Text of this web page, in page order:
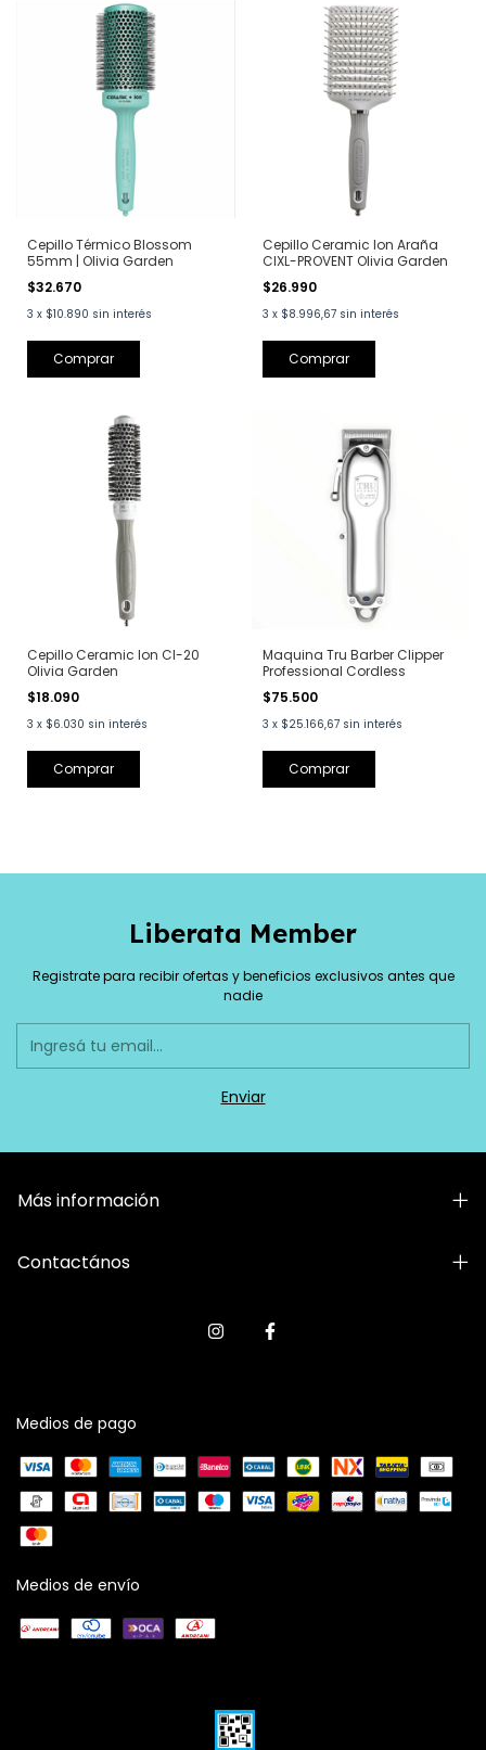
Cepillo Térmico Blossom
55mm | Olivia Garden
$32.670
3 x $10.890 sin interés
Cepillo Ceramic Ion Araña
CIXL-PROVENT Olivia Garden
$26.990
3 x $8.996,67 sin interés
Cepillo Ceramic Ion CI-20
Olivia Garden
$18.090
3 x $6.030 sin interés
Maquina Tru Barber Clipper
Professional Cordless
$75.500
3 x $25.166,67 sin interés
Liberata Member
Registrate para recibir ofertas y beneficios exclusivos antes que
nadie
Más información
Contactános
Medios de pago
Medios de envío